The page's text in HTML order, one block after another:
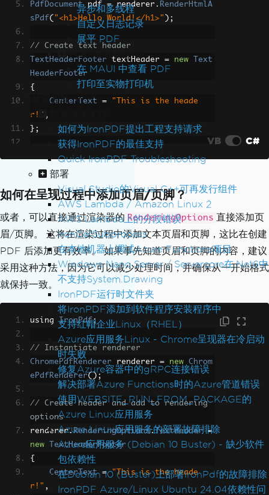
异步和多线程
自定义日志记录
展平 PDF
PDF 查看和打印
在 MAUI 中查看 PDF
打印至实物打印机
故障排除
如何为IronPDF提出工程支持请求
获得IronPDF的最佳支持
Quick IronPDF Troubleshooting
部署
Visual Studio的Visual C++可再发行组件
AWS Lambda / Amazon Linux 2
AWS Lambda上的分段错误
IronCefSubprocess
在本地机器上调试Azure Functions项目
Windows Nano Server / Servercore在.Net6中
不支持System.Drawing
IronPDF运行时文件夹
将IronPDF添加到软件程序安装程序中
支持红帽企业Linux（RHEL）
Azure应用服务Linux - Chrome呈现器在冷启动
时失败
修复Azure容器中的gRPC连接错误
解决部署Azure Functions时的Azure管道错误
使用WEBSITE_RUN_FROM_PACKAGE的
Azure Linux应用服务
Azure Linux应用服务的部署故障排除
Azure应用服务 (Debian 10 Buster) - 缺少软件
包依赖性
在Debian 10 (Buster)上部署IronPdf的故障排除
IronPDF Azure/Linux Ubuntu 24.04依赖性问
PdfDocument pdf = renderer . RenderHtmlA
sPdf( "<h1>Hello World!</h1>" );
// Create text header
TextHeaderFooter textHeader = new
Text
HeaderFooter
{
CenterText
=
"This is the heade
r!" ,
};
// Create text footer
TextHeaderFooter
HeaderFooter
{
CenterText
"This is the foote
};
// Add text header and footer to the P
DF
.AddTextHeaders(textHeader
AddTextFooters(textFooter);
SaveAs("addTextHeaderFooter.pdf");
VB C#
如何在呈现过程中添加页眉/页脚？
或者，可以直接通过渲染器的 RenderingOptions 直接添加页
眉/页脚。 这将在渲染过程中添加文本页眉和页脚，这比在创建
PDF 后添加更有效率。 如果事先知道页眉和页脚的内容，建议
采用这种方法，因为它可以减少处理时间，并确保从一开始格式
就保持一致。
using IronPdf;
// Instantiate renderer
ChromePdfRenderer renderer = new
Chrom
ePdfRenderer();
// Create header and add to rendering
options
renderer.RenderingOptions.TextHeader
=
new
TextHeaderFooter
{
CenterText
=
"This is the heade
r!" ,